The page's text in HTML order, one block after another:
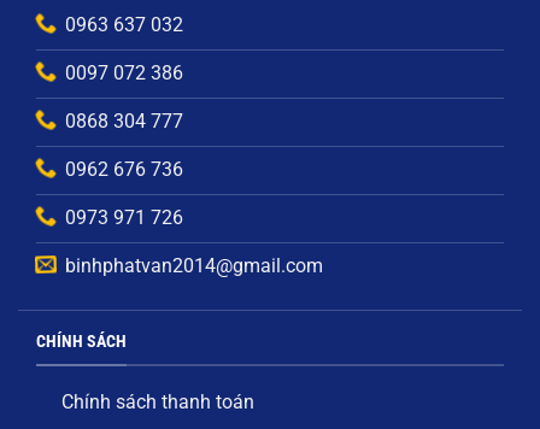
0963 637 032
0097 072 386
0868 304 777
0962 676 736
0973 971 726
binhphatvan2014@gmail.com
CHÍNH SÁCH
Chính sách thanh toán